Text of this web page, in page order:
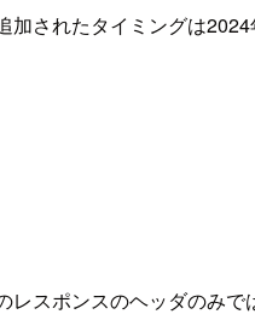
加されたタイミングは
レスポンスのヘッダのみ